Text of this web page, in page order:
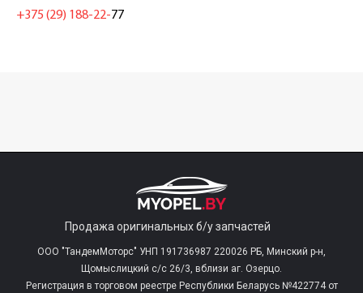
+375 (29) 188-22-77
Продажа оригинальных б/у запчастей
ООО "ТандемМоторс" УНП 191736987 220026 РБ, Минский р-н,
Щомыслицкий с/c 26/3, вблизи аг. Озерцо.
Регистрация в торговом реестре Республики Беларусь №422774 от